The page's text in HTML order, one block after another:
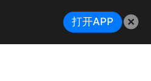
打开APP